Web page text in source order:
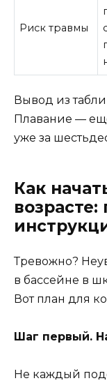
Риск травмы
Вывод из
Плавание —
уже за
Как
возрасте:
Тревожно?
в бассейне в
Вот план для
Шаг первый.
Не каждый